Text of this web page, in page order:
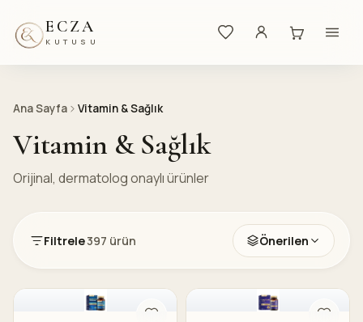
ECZA
KUTUSU
Ana Sayfa Vitamin & Sağlık
Vitamin & Sağlık
Orijinal, dermatolog onaylı ürünler
Filtrele397 ürün Önerilen